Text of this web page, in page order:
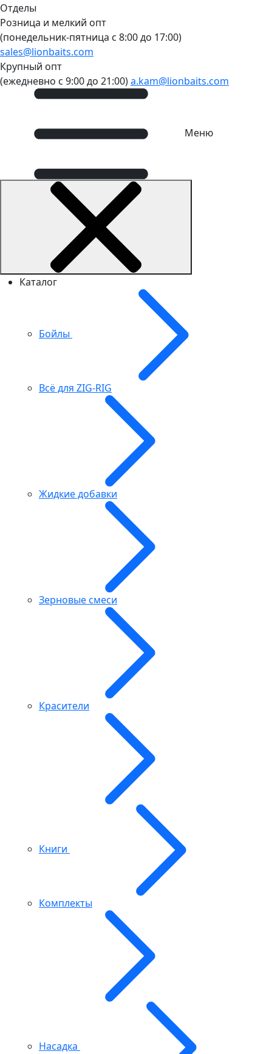
Отделы
Розница и мелкий опт
(понедельник-пятница c 8:00 до 17:00)
sales@lionbaits.com
Крупный опт
(ежедневно с 9:00 до 21:00)a.kam@lionbaits.com
Меню
Каталог
Бойлы
Всё для ZIG-RIG
Жидкие добавки
Зерновые смеси
Красители
Книги
Комплекты
Насадка